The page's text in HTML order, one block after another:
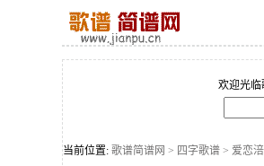
欢迎光临
当前位置: 歌谱简谱网 > 四字歌谱 > 爱恋